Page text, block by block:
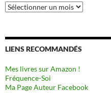
Archives
LIENS RECOMMANDÉS
Mes livres sur Amazon !
Fréquence-Soi
Ma Page Auteur Facebook